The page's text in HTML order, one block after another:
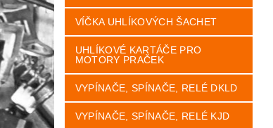
VÍČKA UHLÍKOVÝCH ŠACHET
UHLÍKOVÉ KARTÁČE PRO
MOTORY PRAČEK
VYPÍNAČE, SPÍNAČE, RELÉ DKLD
VYPÍNAČE, SPÍNAČE, RELÉ KJD